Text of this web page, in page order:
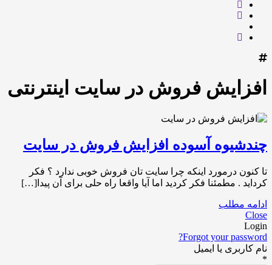
افزایش فروش در سایت اینترنتی
چندشیوه آسوده افزایش فروش در سایت
تا کنون درمورد اینکه چرا سایت تان فروش خوبی ندارد ؟ فکر
کرداید . مطمئنا فکر کردید اما آیا واقعا راه حلی برای آن پیدا[…]
ادامه مطلب
Close
Login
Forgot your password?
نام کاربری یا ایمیل
*